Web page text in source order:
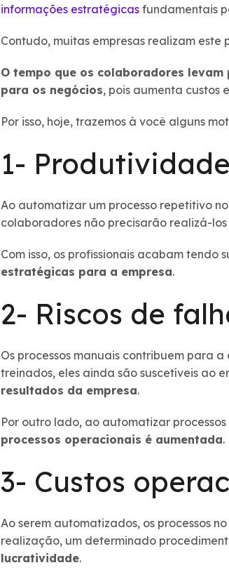
informações estratégicasfundamentais
Contudo, muitas empresas realizam
O tempo que os colaboradores
para os negócios, pois aumenta custos
Por isso, hoje, trazemos à você alguns
1-
Ao automatizar um processo repetitivo
colaboradores não precisarão realizá-
Com isso, os profissionais acabam
estratégicas para a empresa.
2- Riscos de
Os processos manuais contribuem para
treinados, eles ainda são suscetíveis ao
resultados da empresa.
Por outro lado, ao automatizar
processos operacionais é aumentada.
3- Custos
Ao serem automatizados, os processos
realização, um determinado
lucratividade.